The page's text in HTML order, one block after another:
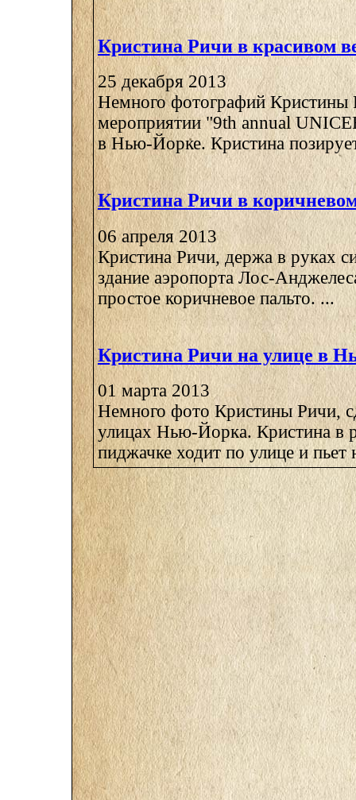
Кристина Ричи в красивом
25 декабря 2013
Немного фотографий Кристины
мероприятии "9th annual
в Нью-Йорке. Кристина
Кристина Ричи в
06 апреля 2013
Кристина Ричи, держа в руках
здание аэропорта Лос-
простое коричневое пальто. ...
Кристина Ричи на улице в
01 марта 2013
Немного фото Кристины Ричи,
улицах Нью-Йорка. Кристина в
пиджачке ходит по улице и пьет